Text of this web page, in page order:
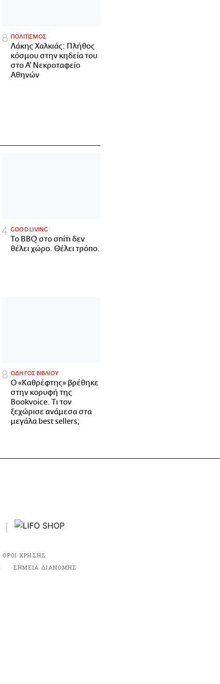
ΠΟΛΙΤΙΣΜΟΣ
Λάκης Χαλκιάς: Πλήθος
κόσμου στην κηδεία του
στο Α' Νεκροταφείο
Αθηνών
GOOD LIVING
Το BBQ στο σπίτι δεν
θέλει χώρο. Θέλει τρόπο.
ΟΔΗΓΟΣ ΒΙΒΛΙΟΥ
Ο «Καθρέφτης» βρέθηκε
στην κορυφή της
Bookvoice. Τι τον
ξεχώρισε ανάμεσα στα
μεγάλα best sellers;
ΟΡΟΙ ΧΡΗΣΗΣ
ΣΗΜΕΙΑ ΔΙΑΝΟΜΗΣ